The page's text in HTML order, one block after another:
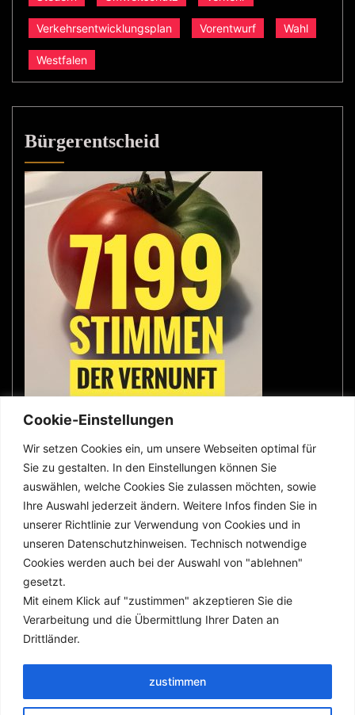
Cookie-Einstellungen
Wir setzen Cookies ein, um unsere Webseiten optimal für
Sie zu gestalten. In den Einstellungen können Sie
auswählen, welche Cookies Sie zulassen möchten, sowie
Ihre Auswahl jederzeit ändern. Weitere Infos finden Sie in
unserer Richtlinie zur Verwendung von Cookies und in
unseren Datenschutzhinweisen. Technisch notwendige
Cookies werden auch bei der Auswahl von "ablehnen"
gesetzt.
Mit einem Klick auf "zustimmen" akzeptieren Sie die
Verarbeitung und die Übermittlung Ihrer Daten an
Drittländer.
zustimmen
Verkehrsentwicklungsplan Vorentwurf Wahl
Westfalen
Bürgerentscheid
wer was wo
Impressum
Datenschutz
Suchen